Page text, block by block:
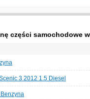
części samochodowe
3 2012 1.5 Diesel